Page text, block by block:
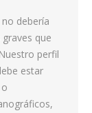
debería
que
perfil
estar